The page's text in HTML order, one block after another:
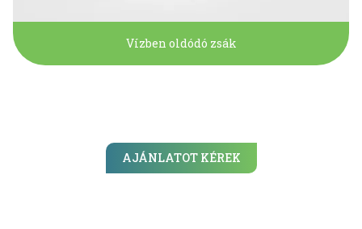
Vízben oldódó zsák
AJÁNLATOT KÉREK